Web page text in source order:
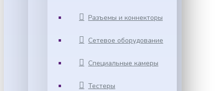
Разъемы и коннекторы
Сетевое оборудование
Специальные камеры
Тестеры